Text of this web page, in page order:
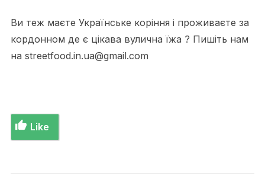
Ви теж маєте Українське коріння і проживаєте за
кордонном де є цікава вулична їжа ? Пишіть нам
на streetfood.in.ua@gmail.com
Like